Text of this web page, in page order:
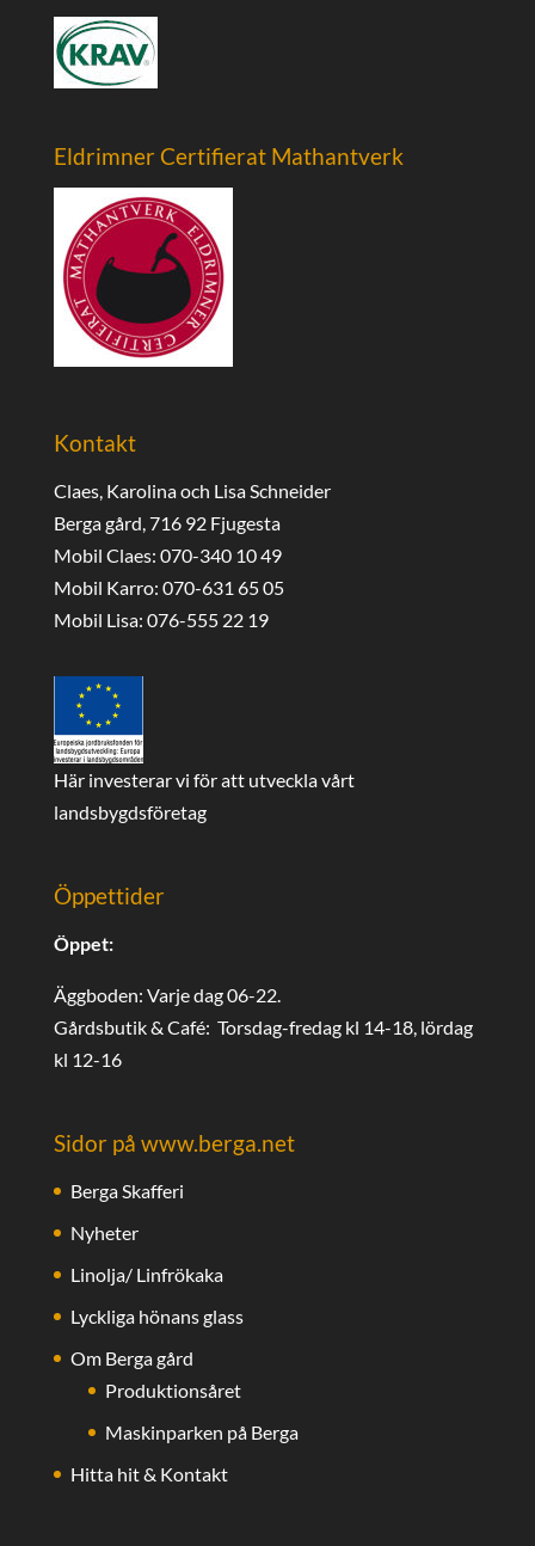
Eldrimner Certifierat Mathantverk
Kontakt
Claes, Karolina och Lisa Schneider
Berga gård, 716 92 Fjugesta
Mobil Claes: 070-340 10 49
Mobil Karro: 070-631 65 05
Mobil Lisa: 076-555 22 19
Här investerar vi för att utveckla vårt
landsbygdsföretag
Öppettider
Öppet:
Äggboden: Varje dag 06-22.
Gårdsbutik & Café: Torsdag-fredag kl 14-18, lördag
kl 12-16
Sidor på www.berga.net
Berga Skafferi
Nyheter
Linolja/ Linfrökaka
Lyckliga hönans glass
Om Berga gård
Produktionsåret
Maskinparken på Berga
Hitta hit & Kontakt